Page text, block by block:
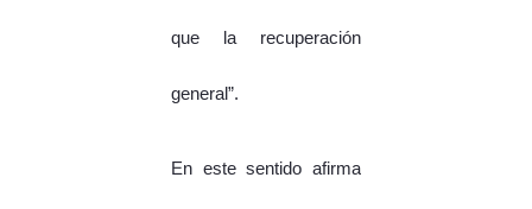
que la recuperación
general”.
En este sentido afirma